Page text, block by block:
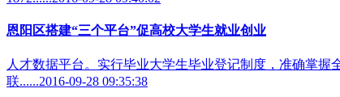
恩阳区搭建“三个平台”促高校大学生就业创业
人才数据平台。实行毕业大学生毕业登记制度，准确掌
联......2016-09-28 09:35:38